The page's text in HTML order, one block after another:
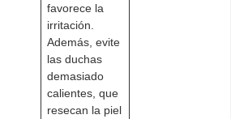
favorece la
irritación.
Además, evite
las duchas
demasiado
calientes, que
resecan la piel